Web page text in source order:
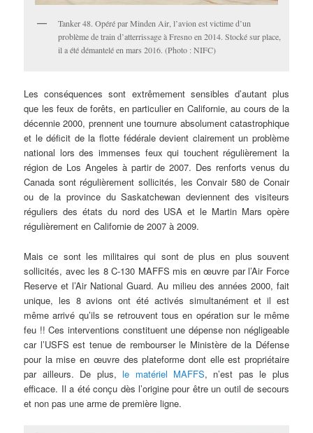
Tanker 48. Opéré par Minden Air, l’avion est victime d’un
problème de train d’atterrissage à Fresno en 2014. Stocké sur place,
il a été démantelé en mars 2016. (Photo : NIFC)
Les conséquences sont extrêmement sensibles d’autant plus
que les feux de forêts, en particulier en Californie, au cours de la
décennie 2000, prennent une tournure absolument catastrophique
et le déficit de la flotte fédérale devient clairement un problème
national lors des immenses feux qui touchent régulièrement la
région de Los Angeles à partir de 2007. Des renforts venus du
Canada sont régulièrement sollicités, les Convair 580 de Conair
ou de la province du Saskatchewan deviennent des visiteurs
réguliers des états du nord des USA et le Martin Mars opère
régulièrement en Californie de 2007 à 2009.
Mais ce sont les militaires qui sont de plus en plus souvent
sollicités, avec les 8 C-130 MAFFS mis en œuvre par l’Air Force
Reserve et l’Air National Guard. Au milieu des années 2000, fait
unique, les 8 avions ont été activés simultanément et il est
même arrivé qu’ils se retrouvent tous en opération sur le même
feu !! Ces interventions constituent une dépense non négligeable
car l’USFS est tenue de rembourser le Ministère de la Défense
pour la mise en œuvre des plateforme dont elle est propriétaire
par ailleurs. De plus,le matériel MAFFS, n’est pas le plus
efficace. Il a été conçu dès l’origine pour être un outil de secours
et non pas une arme de première ligne.